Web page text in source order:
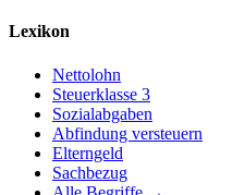
Lexikon
Nettolohn
Steuerklasse 3
Sozialabgaben
Abfindung versteuern
Elterngeld
Sachbezug